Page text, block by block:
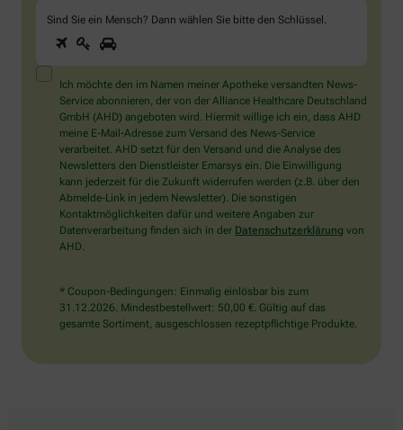
Sind Sie ein Mensch? Dann wählen Sie bitte den Schlüssel
Sind
Sie
ein
Mensch?
Dann
wählen
Sie
bitte
den
Schlüssel.
1 2
Ich möchte den im Namen meiner Apotheke versandten News-
Service abonnieren, der von der Alliance Healthcare Deutschland
GmbH (AHD) angeboten wird. Hiermit willige ich ein, dass AHD
meine E-Mail-Adresse zum Versand des News-Service
verarbeitet. AHD setzt für den Versand und die Analyse des
Newsletters den Dienstleister Emarsys ein. Die Einwilligung
kann jederzeit für die Zukunft widerrufen werden (z.B. über den
Abmelde-Link in jedem Newsletter). Die sonstigen
Kontaktmöglichkeiten dafür und weitere Angaben zur
Datenverarbeitung finden sich in der Datenschutzerklärung von
AHD.
* Coupon-Bedingungen: Einmalig einlösbar bis zum
31.12.2026. Mindestbestellwert: 50,00 €. Gültig auf das
gesamte Sortiment, ausgeschlossen rezeptpflichtige Produkte.